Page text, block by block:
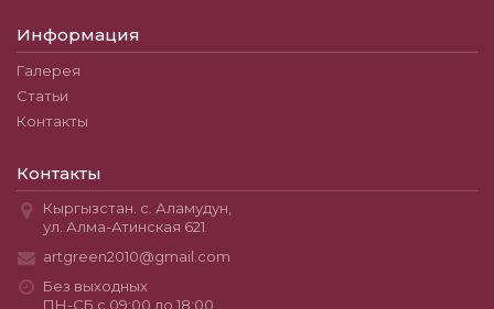
Информация
Галерея
Статьи
Контакты
Контакты
Кыргызстан. с. Аламудун,
ул. Алма-Атинская 621
artgreen2010@gmail.com
Без выходных
ПН-СБ с 09:00 до 18:00